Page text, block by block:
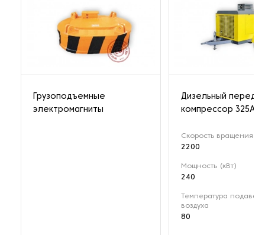
Грузоподъемные
электромагниты
Дизельный
компрессор 325A
Скорость вращения
2200
Мощность (кВт)
240
Температура
воздуха
80